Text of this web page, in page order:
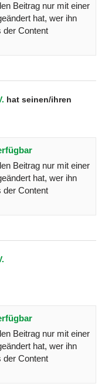
Beitrag nur mit einer
hat, wer ihn
der Content
hat seinen/ihren
Beitrag nur mit einer
hat, wer ihn
der Content
Beitrag nur mit einer
hat, wer ihn
der Content